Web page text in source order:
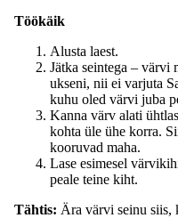
Töökäik
Alusta laest.
Jätka seintega – värvi
ukseni, nii ei varjuta
kuhu oled värvi juba
Kanna värv alati
kohta üle ühe korra.
kooruvad maha.
Lase esimesel
peale teine ​​kiht.
Tähtis: Ära värvi seinu